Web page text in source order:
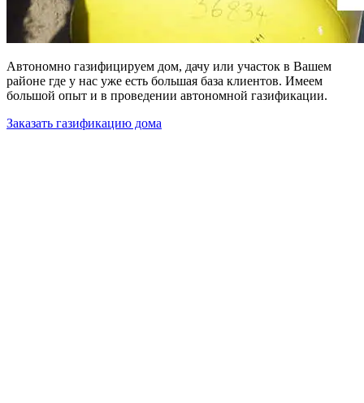
Автономно газифицируем дом, дачу или участок в Вашем
районе где у нас уже есть большая база клиентов. Имеем
большой опыт и в проведении автономной газификации.
Заказать газификацию дома